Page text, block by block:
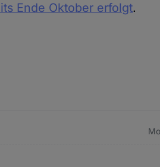
Ende Oktober erfolgt.